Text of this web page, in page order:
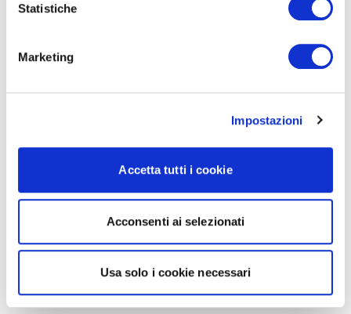
Statistiche
Marketing
Impostazioni
Accetta tutti i cookie
Acconsenti ai selezionati
Usa solo i cookie necessari